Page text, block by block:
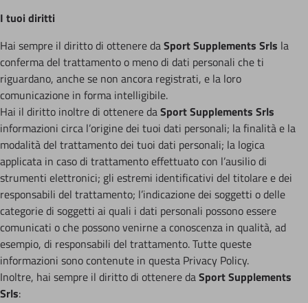
I tuoi diritti
Hai sempre il diritto di ottenere daSport Supplements Srls la
conferma del trattamento o meno di dati personali che ti
riguardano, anche se non ancora registrati, e la loro
comunicazione in forma intelligibile.
Hai il diritto inoltre di ottenere daSport Supplements Srls
informazioni circa l’origine dei tuoi dati personali; la finalità e la
modalità del trattamento dei tuoi dati personali; la logica
applicata in caso di trattamento effettuato con l’ausilio di
strumenti elettronici; gli estremi identificativi del titolare e dei
responsabili del trattamento; l’indicazione dei soggetti o delle
categorie di soggetti ai quali i dati personali possono essere
comunicati o che possono venirne a conoscenza in qualità, ad
esempio, di responsabili del trattamento. Tutte queste
informazioni sono contenute in questa Privacy Policy.
Inoltre, hai sempre il diritto di ottenere daSport Supplements
Srls: